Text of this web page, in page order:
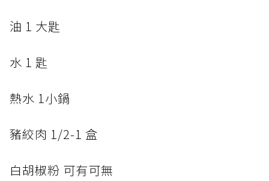
油 1 大匙
水 1 匙
熱水 1小鍋
豬絞肉 1/2-1 盒
白胡椒粉 可有可無